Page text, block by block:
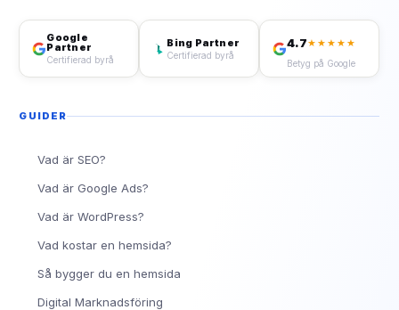
Google
Partner
Certifierad byrå
Bing Partner
Certifierad byrå
4.7★★★★★
Betyg på Google
GUIDER
Vad är SEO?
Vad är Google Ads?
Vad är WordPress?
Vad kostar en hemsida?
Så bygger du en hemsida
Digital Marknadsföring